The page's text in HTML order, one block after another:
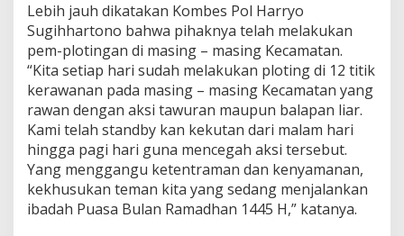
Lebih jauh dikatakan Kombes Pol Harryo
Sugihhartono bahwa pihaknya telah melakukan
pem-plotingan di masing – masing Kecamatan.
“Kita setiap hari sudah melakukan ploting di 12 titik
kerawanan pada masing – masing Kecamatan yang
rawan dengan aksi tawuran maupun balapan liar.
Kami telah standby kan kekutan dari malam hari
hingga pagi hari guna mencegah aksi tersebut.
Yang menggangu ketentraman dan kenyamanan,
kekhusukan teman kita yang sedang menjalankan
ibadah Puasa Bulan Ramadhan 1445 H,” katanya.